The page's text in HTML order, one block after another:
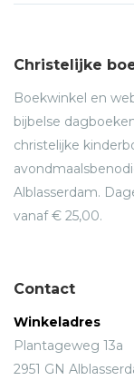
Christelijke
Boekwinkel en
bijbelse
christelijke
Alblasserdam.
vanaf € 25,00.
Contact
Winkeladres
Plantageweg 13a
2951 GN